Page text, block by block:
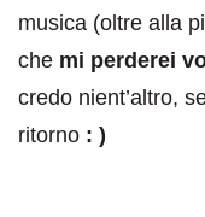
musica (oltre alla
che mi perderei
credo nient’altro,
ritorno : )